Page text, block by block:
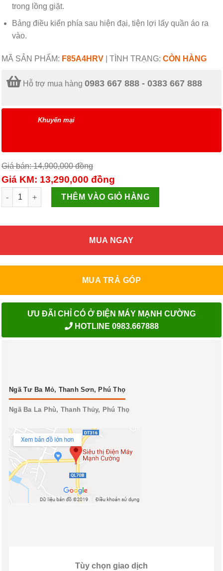
trong lồng giặt.
Bảng điều kiển phía sau hiện đại, tiện lợi lấy quần áo ra
vào.
MÃ SẢN PHẨM: F85A4HRV TÌNH TRẠNG: CÒN HÀNG
Hỗ trợ mua hàng 0983 667 888 - 0383 667 888
Khuyến mại
Giá bán: 14,900,000đồng
Giá KM: 13,290,000 đồng
Máy giặt Panasonic 9.5 kg NA-V95FR1BVT số lượng
THÊM VÀO GIỎ HÀNG
MUA NGAY
MUA TRẢ GÓP
ƯU ĐÃI CHỈ CÓ Ở ĐIỆN MÁY MẠNH CƯỜNG
HOTLINE 0983.667888
Ngã Tư Ba Mỏ, Thanh Sơn, Phú Thọ
Ngã Ba La Phù, Thanh Thủy, Phú Thọ
Tùy chọn giao dịch